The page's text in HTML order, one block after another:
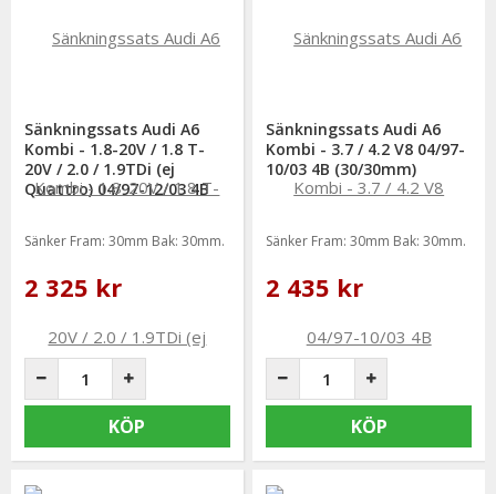
Sänkningssats Audi A6
Kombi - 1.8-20V / 1.8 T-
20V / 2.0 / 1.9TDi (ej
Quattro) 04/97-12/03 4B
Sänker Fram: 30mm Bak: 30mm.
2 325 kr
KÖP
Sänkningssats Audi A6
Kombi - 3.7 / 4.2 V8 04/97-
10/03 4B (30/30mm)
Sänker Fram: 30mm Bak: 30mm.
2 435 kr
KÖP